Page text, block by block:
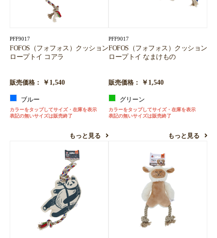
PFF9017
FOFOS（フォフォス）クッション
ロープトイ コアラ
販売価格： ￥1,540
ブルー
カラーをタップしてサイズ・在庫を表示
表記の無いサイズは販売終了
もっと見る
PFF9017
FOFOS（フォフォス）クッション
ロープトイ なまけもの
販売価格： ￥1,540
グリーン
カラーをタップしてサイズ・在庫を表示
表記の無いサイズは販売終了
もっと見る